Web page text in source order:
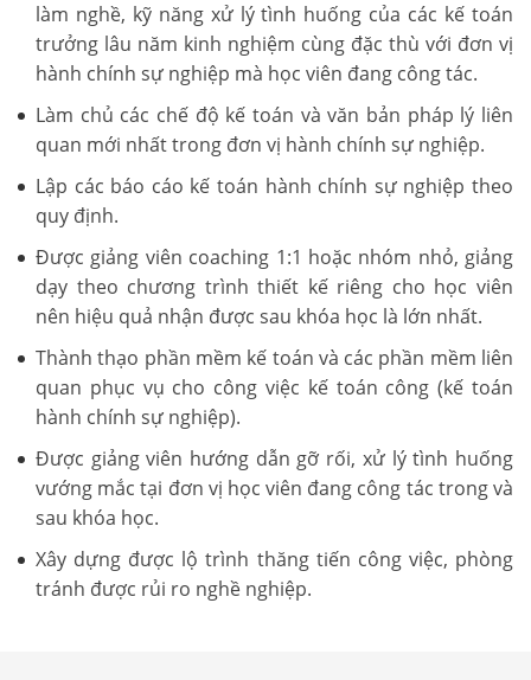
làm nghề, kỹ năng xử lý tình huống của các kế toán
trưởng lâu năm kinh nghiệm cùng đặc thù với đơn vị
hành chính sự nghiệp mà học viên đang công tác.
Làm chủ các chế độ kế toán và văn bản pháp lý liên
quan mới nhất trong đơn vị hành chính sự nghiệp.
Lập các báo cáo kế toán hành chính sự nghiệp theo
quy định.
Được giảng viên coaching 1:1 hoặc nhóm nhỏ, giảng
dạy theo chương trình thiết kế riêng cho học viên
nên hiệu quả nhận được sau khóa học là lớn nhất.
Thành thạo phần mềm kế toán và các phần mềm liên
quan phục vụ cho công việc kế toán công (kế toán
hành chính sự nghiệp).
Được giảng viên hướng dẫn gỡ rối, xử lý tình huống
vướng mắc tại đơn vị học viên đang công tác trong và
sau khóa học.
Xây dựng được lộ trình thăng tiến công việc, phòng
tránh được rủi ro nghề nghiệp.